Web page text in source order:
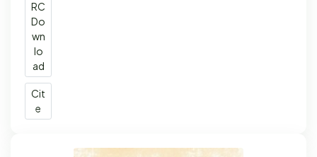
RC
Do
wn
lo
ad
Cit
e